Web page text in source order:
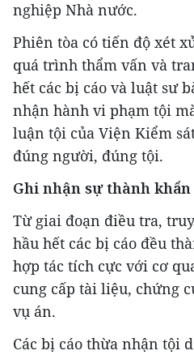
nghiệp Nhà nước.
Phiên tòa có tiến độ xét
quá trình thẩm vấn và
hết các bị cáo và luật sư
nhận hành vi phạm tội
luận tội của Viện Kiểm
đúng người, đúng tội.
Ghi nhận sự thành khẩn
Từ giai đoạn điều tra,
hầu hết các bị cáo đều
hợp tác tích cực với cơ
cung cấp tài liệu, chứng
vụ án.
Các bị cáo thừa nhận tội